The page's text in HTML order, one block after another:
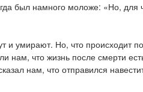
был намного моложе: «Но, для
умирают. Но, что происходит
нам, что жизнь после смерти
нам, что отправился